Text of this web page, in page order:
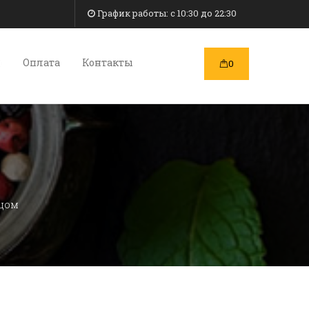
График работы: c 10:30 до 22:30
Оплата Контакты 0